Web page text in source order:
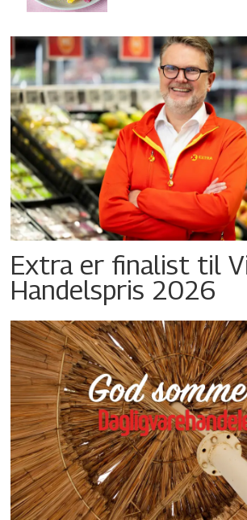
Extra er finalist til
Handelspris 2026